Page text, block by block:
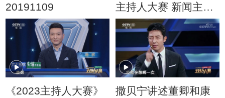
20191109
主持人大赛 新闻主播
季》 20250718
《2023主持人大赛》
撒贝宁讲述董卿和康